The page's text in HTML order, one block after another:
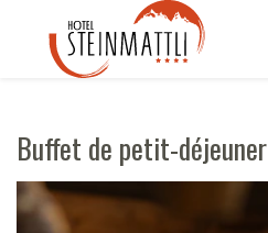
Buffet de petit-déjeuner